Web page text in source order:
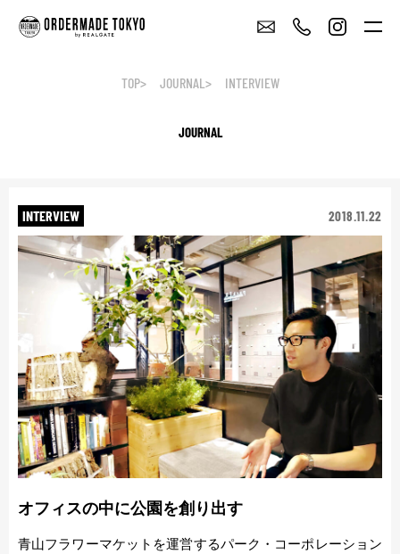
TOP JOURNAL INTERVIEW
JOURNAL
INTERVIEW 2018.11.22
オフィスの中に公園を創り出す
青山フラワーマケットを運営するパーク・コーポレーション